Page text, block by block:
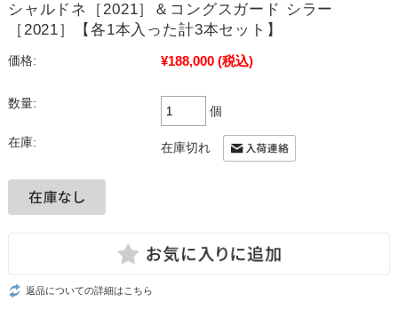
シャルドネ［2021］＆コングスガード シラー
［2021］【各1本入った計3本セット】
価格: ¥188,000 (税込)
数量:
個
在庫: 在庫切れ
返品についての詳細はこちら